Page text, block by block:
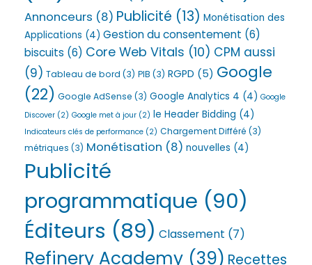
Annonceurs (8) Publicité (13) Monétisation des
Applications (4) Gestion du consentement (6)
biscuits (6) Core Web Vitals (10) CPM aussi
(9) Tableau de bord (3) PIB (3) RGPD (5) Google
(22) Google AdSense (3) Google Analytics 4 (4) Google
Discover (2) Google met à jour (2) le Header Bidding (4)
Indicateurs clés de performance (2) Chargement Différé (3)
métriques (3) Monétisation (8) nouvelles (4)
Publicité
programmatique (90)
Éditeurs (89) Classement (7)
Refinery Academy (39) Recettes